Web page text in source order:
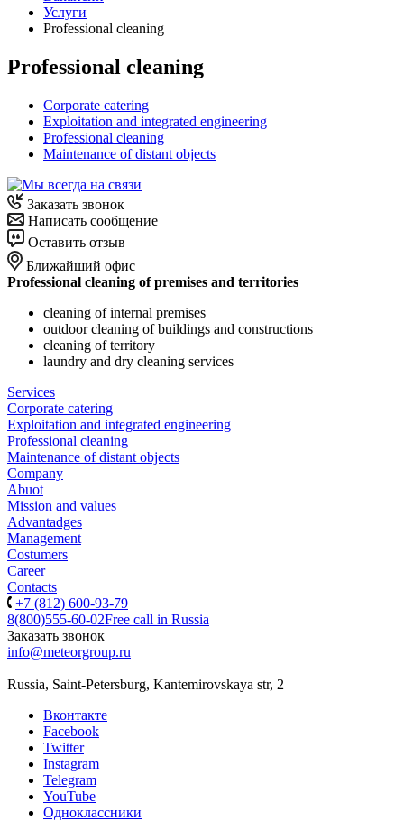
Услуги
Professional cleaning
Professional cleaning
Corporate catering
Exploitation and integrated engineering
Professional cleaning
Maintenance of distant objects
Заказать звонок
Написать сообщение
Оставить отзыв
Ближайший офис
Professional cleaning of premises and territories
cleaning of internal premises
outdoor cleaning of buildings and constructions
cleaning of territory
laundry and dry cleaning services
Services
Corporate catering
Exploitation and integrated engineering
Professional cleaning
Maintenance of distant objects
Company
Abuot
Mission and values
Advantadges
Management
Costumers
Career
Contacts
+7 (812) 600-93-79
8(800)555-60-02Free call in Russia
Заказать звонок
info@meteorgroup.ru
Russia, Saint-Petersburg, Kantemirovskaya str, 2
Вконтакте
Facebook
Twitter
Instagram
Telegram
YouTube
Одноклассники